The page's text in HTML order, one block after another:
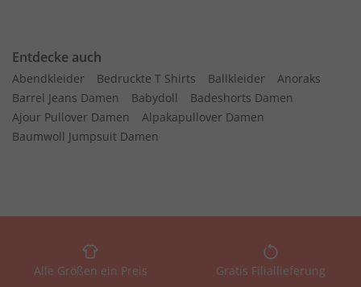
Entdecke auch
Abendkleider Bedruckte T Shirts Ballkleider
Anoraks
Barrel Jeans Damen
Babydoll
Badeshorts Damen
Ajour Pullover Damen
Alpakapullover Damen
Baumwoll Jumpsuit Damen
Alle Größen ein Preis Gratis Filiallieferung